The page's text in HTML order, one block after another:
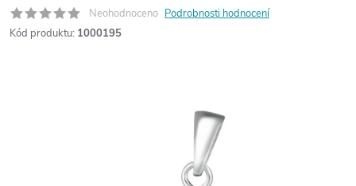
Neohodnoceno Podrobnosti hodnocení
Kód produktu: 1000195